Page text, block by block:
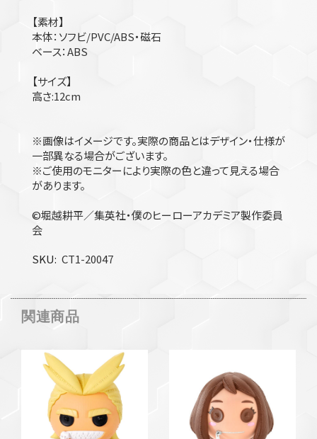
【素材】
本体：ソフビ/PVC/ABS・磁石
ベース：ABS
【サイズ】
高さ:12cm
※画像はイメージです。実際の商品とはデザイン・仕様が
一部異なる場合がございます。
※ご使用のモニターにより実際の色と違って見える場合
があります。
©堀越耕平／集英社・僕のヒーローアカデミア製作委員
会
SKU CT1-20047
関連商品